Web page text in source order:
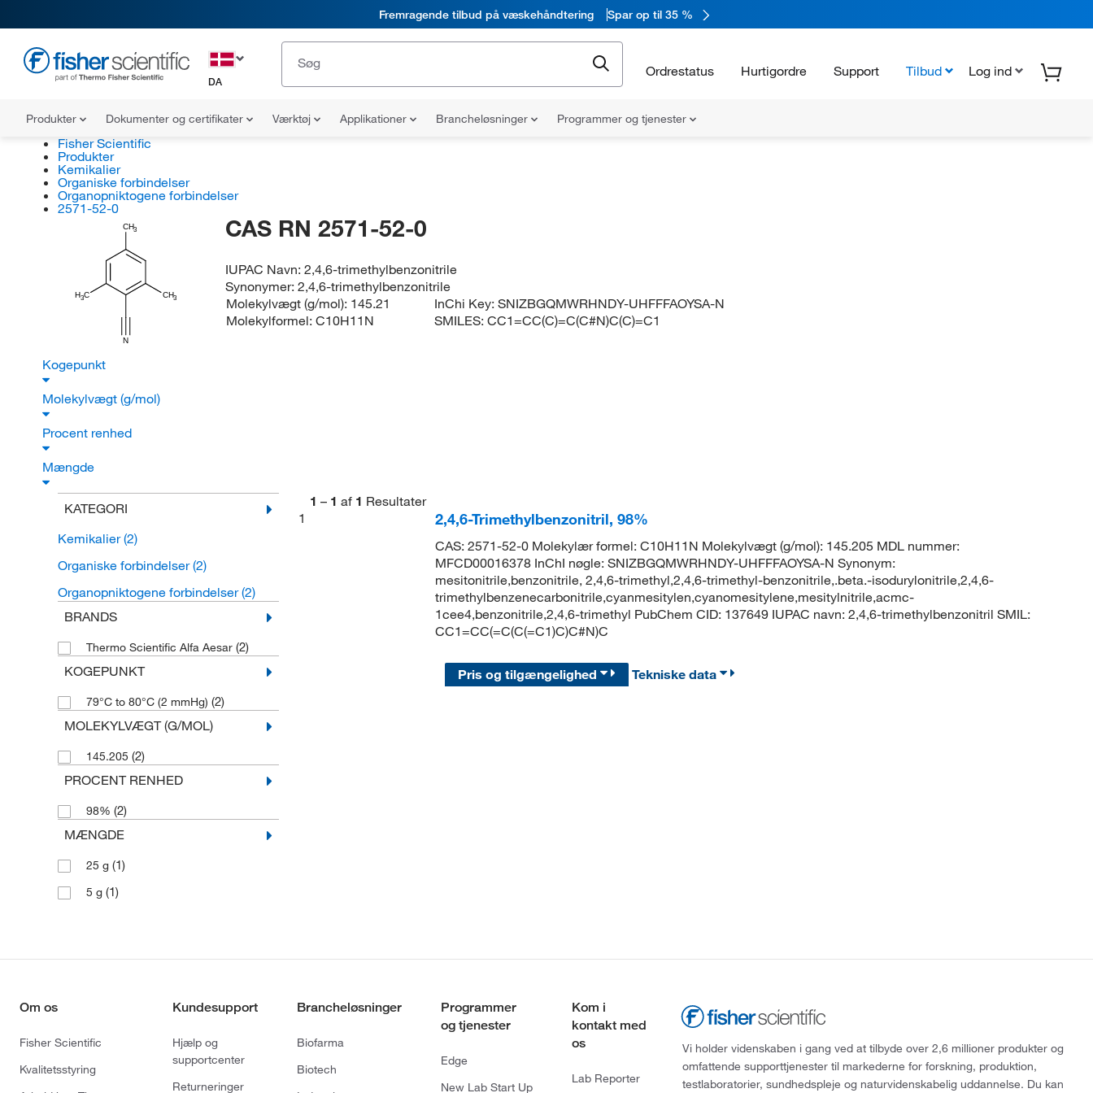
Fremragende tilbud på væskehåndtering Spar op til 35 %
DA
Ordrestatus Hurtigordre Support Tilbud Log ind
Produkter Dokumenter og certifikater Værktøj Applikationer Brancheløsninger Programmer og tjenester
Fisher Scientific
Produkter
Kemikalier
Organiske forbindelser
Organopniktogene forbindelser
2571-52-0
CH3
CH3
N
H3C
CAS RN 2571-52-0
IUPAC Navn:2,4,6-trimethylbenzonitrile
Synonymer:2,4,6-trimethylbenzonitrile
Molekylvægt (g/mol): 145.21
Molekylformel: C10H11N
InChi Key:SNIZBGQMWRHNDY-UHFFFAOYSA-N
SMILES:CC1=CC(C)=C(C#N)C(C)=C1
Kogepunkt
Molekylvægt (g/mol)
Procent renhed
Mængde
KATEGORI
Kemikalier(2)
Organiske forbindelser(2)
Organopniktogene forbindelser(2)
BRANDS
Thermo Scientific Alfa Aesar (2)
KOGEPUNKT
79°C to 80°C (2 mmHg) (2)
MOLEKYLVÆGT (G/MOL)
145.205 (2)
PROCENT RENHED
98% (2)
MÆNGDE
25 g (1)
5 g (1)
1 – 1 af 1 Resultater
1
2,4,6-Trimethylbenzonitril, 98%
CAS: 2571-52-0 Molekylær formel: C10H11N Molekylvægt (g/mol): 145.205 MDL nummer:
MFCD00016378 InChI nøgle: SNIZBGQMWRHNDY-UHFFFAOYSA-N Synonym:
mesitonitrile,benzonitrile, 2,4,6-trimethyl,2,4,6-trimethyl-benzonitrile,.beta.-isodurylonitrile,2,4,6-
trimethylbenzenecarbonitrile,cyanmesitylen,cyanomesitylene,mesitylnitrile,acmc-
1cee4,benzonitrile,2,4,6-trimethyl PubChem CID: 137649 IUPAC navn: 2,4,6-trimethylbenzonitril SMIL:
CC1=CC(=C(C(=C1)C)C#N)C
Pris og tilgængelighed Tekniske data
Om os
Fisher Scientific
Kvalitetsstyring
Kundesupport
Hjælp og
supportcenter
Returneringer
Brancheløsninger
Biofarma
Biotech
Programmer
og tjenester
Edge
New Lab Start Up
Kom i
kontakt med
os
Lab Reporter
Vi holder videnskaben i gang ved at tilbyde over 2,6 millioner produkter og
omfattende supporttjenester til markederne for forskning, produktion,
testlaboratorier, sundhedspleje og naturvidenskabelig uddannelse. Du kan